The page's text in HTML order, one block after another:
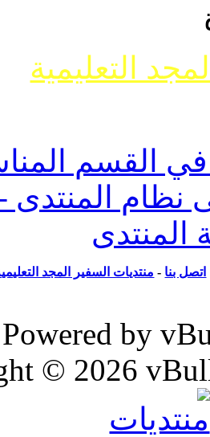
التعليمية
القسم
المنتدى -
بنا-منتديات السفير المجد التعليمية-
Powered by
© 2026